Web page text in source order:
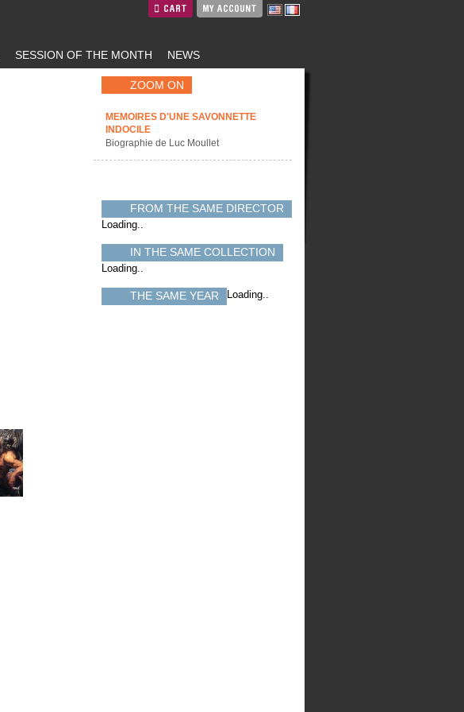
CART MY ACCOUNT
SESSION OF THE MONTH NEWS
ZOOM ON
MEMOIRES D'UNE SAVONNETTE
INDOCILE
Biographie de Luc Moullet
FROM THE SAME DIRECTOR
Loading..
IN THE SAME COLLECTION
Loading..
THE SAME YEAR Loading..